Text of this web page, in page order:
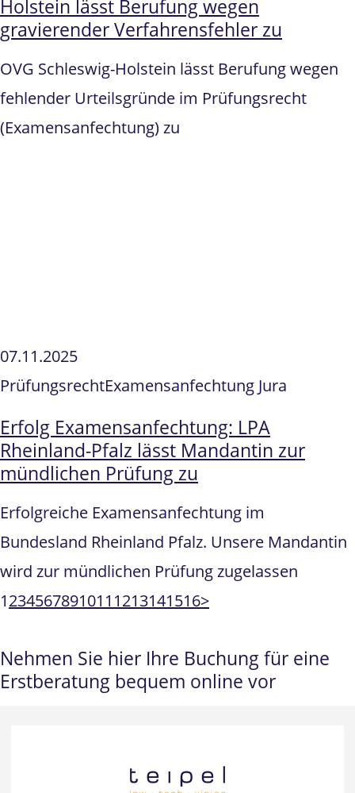
Holstein lässt Berufung wegen
gravierender Verfahrensfehler zu
OVG Schleswig-Holstein lässt Berufung wegen
fehlender Urteilsgründe im Prüfungsrecht
(Examensanfechtung) zu
07.11.2025
PrüfungsrechtExamensanfechtung Jura
Erfolg Examensanfechtung: LPA
Rheinland-Pfalz lässt Mandantin zur
mündlichen Prüfung zu
Erfolgreiche Examensanfechtung im
Bundesland Rheinland Pfalz. Unsere Mandantin
wird zur mündlichen Prüfung zugelassen
1234567891011 1213141516>
Nehmen Sie hier Ihre Buchung für eine
Erstberatung bequem online vor